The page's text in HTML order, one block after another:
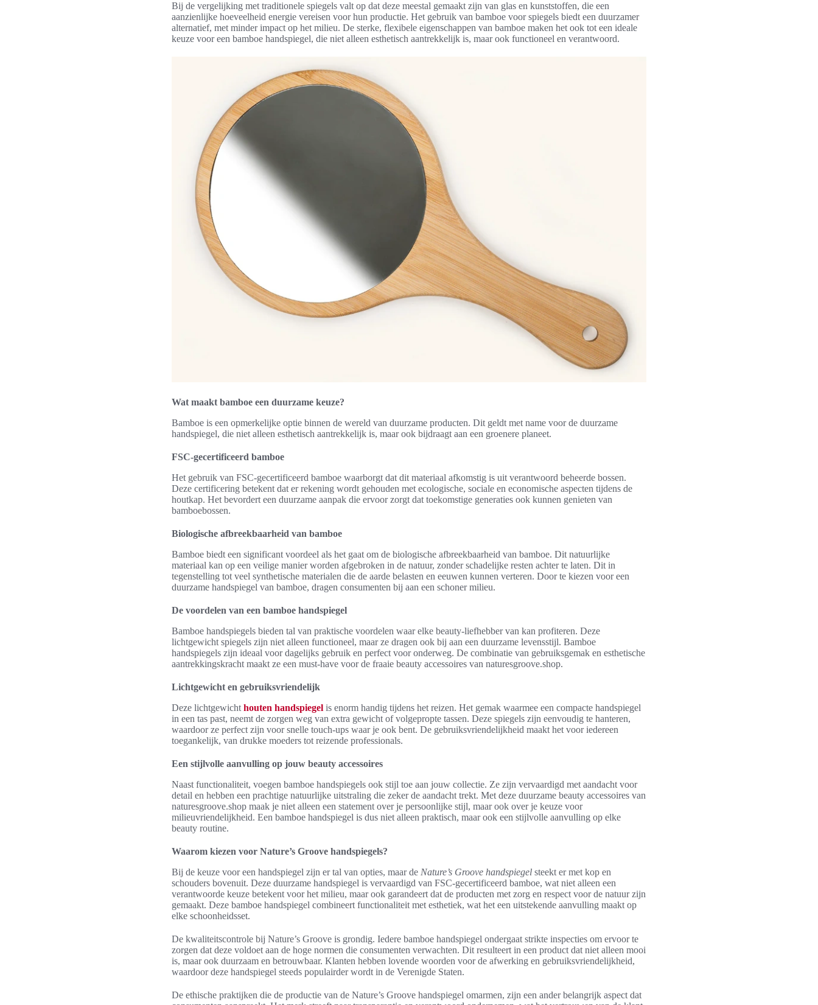
Bij de vergelijking met traditionele spiegels valt op dat deze meestal gemaakt zijn van glas en kunststoffen, die een
aanzienlijke hoeveelheid energie vereisen voor hun productie. Het gebruik van bamboe voor spiegels biedt een duurzamer
alternatief, met minder impact op het milieu. De sterke, flexibele eigenschappen van bamboe maken het ook tot een ideale
keuze voor een bamboe handspiegel, die niet alleen esthetisch aantrekkelijk is, maar ook functioneel en verantwoord.
Wat maakt bamboe een duurzame keuze?
Bamboe is een opmerkelijke optie binnen de wereld van duurzame producten. Dit geldt met name voor de duurzame
handspiegel, die niet alleen esthetisch aantrekkelijk is, maar ook bijdraagt aan een groenere planeet.
FSC-gecertificeerd bamboe
Het gebruik van FSC-gecertificeerd bamboe waarborgt dat dit materiaal afkomstig is uit verantwoord beheerde bossen.
Deze certificering betekent dat er rekening wordt gehouden met ecologische, sociale en economische aspecten tijdens de
houtkap. Het bevordert een duurzame aanpak die ervoor zorgt dat toekomstige generaties ook kunnen genieten van
bamboebossen.
Biologische afbreekbaarheid van bamboe
Bamboe biedt een significant voordeel als het gaat om de biologische afbreekbaarheid van bamboe. Dit natuurlijke
materiaal kan op een veilige manier worden afgebroken in de natuur, zonder schadelijke resten achter te laten. Dit in
tegenstelling tot veel synthetische materialen die de aarde belasten en eeuwen kunnen verteren. Door te kiezen voor een
duurzame handspiegel van bamboe, dragen consumenten bij aan een schoner milieu.
De voordelen van een bamboe handspiegel
Bamboe handspiegels bieden tal van praktische voordelen waar elke beauty-liefhebber van kan profiteren. Deze
lichtgewicht spiegels zijn niet alleen functioneel, maar ze dragen ook bij aan een duurzame levensstijl. Bamboe
handspiegels zijn ideaal voor dagelijks gebruik en perfect voor onderweg. De combinatie van gebruiksgemak en esthetische
aantrekkingskracht maakt ze een must-have voor de fraaie beauty accessoires van naturesgroove.shop.
Lichtgewicht en gebruiksvriendelijk
Deze lichtgewicht houten handspiegel is enorm handig tijdens het reizen. Het gemak waarmee een compacte handspiegel
in een tas past, neemt de zorgen weg van extra gewicht of volgepropte tassen. Deze spiegels zijn eenvoudig te hanteren,
waardoor ze perfect zijn voor snelle touch-ups waar je ook bent. De gebruiksvriendelijkheid maakt het voor iedereen
toegankelijk, van drukke moeders tot reizende professionals.
Een stijlvolle aanvulling op jouw beauty accessoires
Naast functionaliteit, voegen bamboe handspiegels ook stijl toe aan jouw collectie. Ze zijn vervaardigd met aandacht voor
detail en hebben een prachtige natuurlijke uitstraling die zeker de aandacht trekt. Met deze duurzame beauty accessoires van
naturesgroove.shop maak je niet alleen een statement over je persoonlijke stijl, maar ook over je keuze voor
milieuvriendelijkheid. Een bamboe handspiegel is dus niet alleen praktisch, maar ook een stijlvolle aanvulling op elke
beauty routine.
Waarom kiezen voor Nature’s Groove handspiegels?
Bij de keuze voor een handspiegel zijn er tal van opties, maar de Nature’s Groove handspiegel steekt er met kop en
schouders bovenuit. Deze duurzame handspiegel is vervaardigd van FSC-gecertificeerd bamboe, wat niet alleen een
verantwoorde keuze betekent voor het milieu, maar ook garandeert dat de producten met zorg en respect voor de natuur zijn
gemaakt. Deze bamboe handspiegel combineert functionaliteit met esthetiek, wat het een uitstekende aanvulling maakt op
elke schoonheidsset.
De kwaliteitscontrole bij Nature’s Groove is grondig. Iedere bamboe handspiegel ondergaat strikte inspecties om ervoor te
zorgen dat deze voldoet aan de hoge normen die consumenten verwachten. Dit resulteert in een product dat niet alleen mooi
is, maar ook duurzaam en betrouwbaar. Klanten hebben lovende woorden voor de afwerking en gebruiksvriendelijkheid,
waardoor deze handspiegel steeds populairder wordt in de Verenigde Staten.
De ethische praktijken die de productie van de Nature’s Groove handspiegel omarmen, zijn een ander belangrijk aspect dat